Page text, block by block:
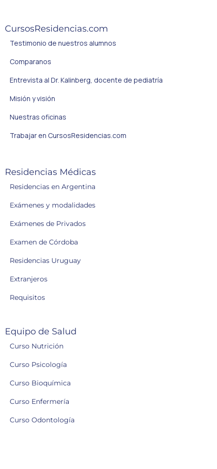
CursosResidencias.com
Testimonio de nuestros alumnos
Comparanos
Entrevista al Dr. Kalinberg, docente de pediatría
Misión y visión
Nuestras oficinas
Trabajar en CursosResidencias.com
Residencias Médicas
Residencias en Argentina
Exámenes y modalidades
Exámenes de Privados
Examen de Córdoba
Residencias Uruguay
Extranjeros
Requisitos
Equipo de Salud
Curso Nutrición
Curso Psicología
Curso Bioquímica
Curso Enfermería
Curso Odontología